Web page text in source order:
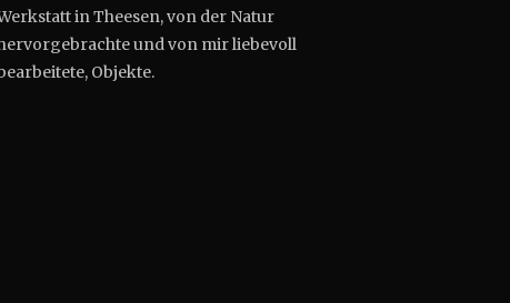
in Theesen, von der Natur
und von mir liebevoll
Objekte.